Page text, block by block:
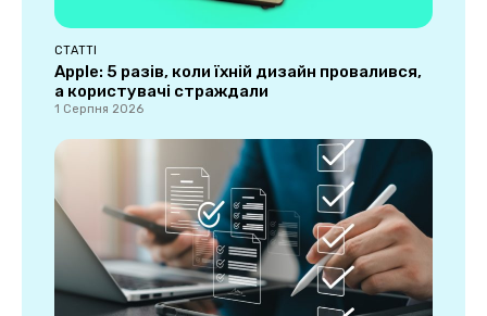
СТАТТІ
Apple: 5 разів, коли їхній дизайн провалився,
а користувачі страждали
1 Серпня 2026